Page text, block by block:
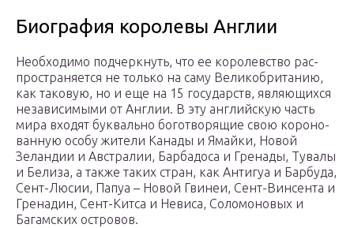
Биография королевы Англии
Необ­хо­ди­мо под­черк­нуть, что ее коро­лев­ство рас­
про­стра­ня­ет­ся не толь­ко на саму Вели­ко­бри­та­нию,
как тако­вую, но и еще на 15 госу­дарств, явля­ю­щих­ся
неза­ви­си­мы­ми от Англии. В эту англий­скую часть
мира вхо­дят бук­валь­но бого­тво­ря­щие свою коро­но­
ван­ную осо­бу жите­ли Кана­ды и Ямай­ки, Новой
Зелан­дии и Австра­лии, Бар­ба­до­са и Гре­на­ды, Тува­лы
и Бели­за, а так­же таких стран, как Анти­гуа и Бар­бу­да,
Сент-Люсии, Папуа – Новой Гви­неи, Сент-Вин­сен­та и
Гре­на­дин, Сент-Кит­са и Неви­са, Соло­мо­но­вых и
Багам­ских островов.